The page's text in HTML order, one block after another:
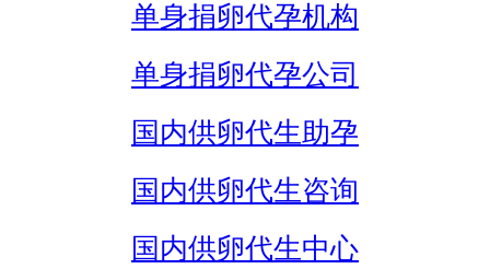
单身捐卵代孕机构
单身捐卵代孕公司
国内供卵代生助孕
国内供卵代生咨询
国内供卵代生中心